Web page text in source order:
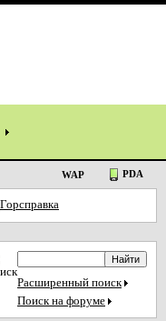
WAP PDA
Расширенный поиск
Поиск на форуме